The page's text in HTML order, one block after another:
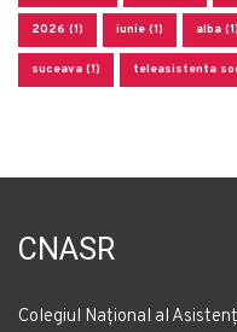
2026 (1) iunie (1) alba (1)
suceava (1) teleasistenta
CNASR
Colegiul Național al